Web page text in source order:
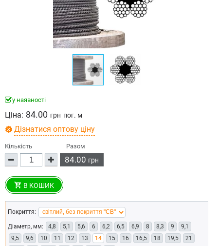
у наявності
Ціна: 84.00 грн пог. м
Дізнатися оптову ціну
Кількість Разом
84.00 грн
В КОШИК
Покриття:
Діаметр, мм: 4,8 5,1 5,6 6 6,2 6,5 6,9 8 8,3 9
9,1
9,5
9,6 10 11 12 13 14 15 16 16,5 18 19,5
21